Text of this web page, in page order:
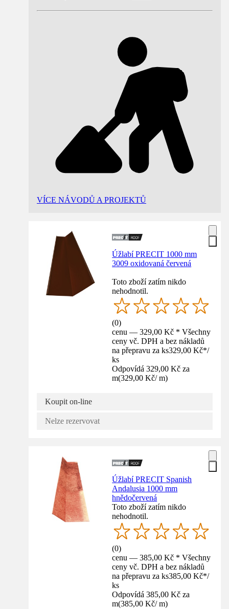
VÍCE NÁVODŮ A PROJEKTŮ
Úžlabí PRECIT 1000 mm
3009 oxidovaná červená
Toto zboží zatím nikdo
nehodnotil.
(0)
cenu — 329,00 Kč * Všechny
ceny vč. DPH a bez nákladů
na přepravu za ks329,00 Kč*/
ks
Odpovídá 329,00 Kč za
m(329,00 Kč/ m)
Koupit on-line
Nelze rezervovat
Úžlabí PRECIT Spanish
Andalusia 1000 mm
hnědočervená
Toto zboží zatím nikdo
nehodnotil.
(0)
cenu — 385,00 Kč * Všechny
ceny vč. DPH a bez nákladů
na přepravu za ks385,00 Kč*/
ks
Odpovídá 385,00 Kč za
m(385,00 Kč/ m)